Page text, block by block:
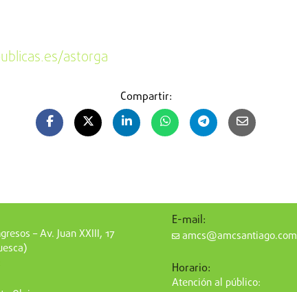
astorga
Compartir:
– Av. Juan XXIII, 17
E-mail:
amcs@amcsantiago.com
Horario:
Atención al público: